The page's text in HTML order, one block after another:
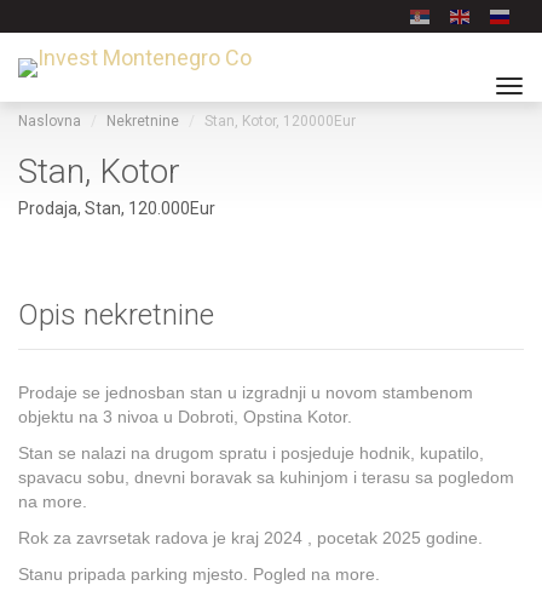
Naslovna Nekretnine Stan, Kotor, 120000Eur
Stan, Kotor
Prodaja, Stan, 120.000Eur
Opis nekretnine
Prodaje se jednosban stan u izgradnji u novom stambenom
objektu na 3 nivoa u Dobroti, Opstina Kotor.
Stan se nalazi na drugom spratu i posjeduje hodnik, kupatilo,
spavacu sobu, dnevni boravak sa kuhinjom i terasu sa pogledom
na more.
Rok za zavrsetak radova je kraj 2024 , pocetak 2025 godine.
Stanu pripada parking mjesto. Pogled na more.